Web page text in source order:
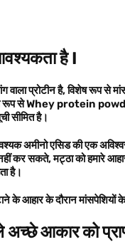
हैI
प्रोटीन है,विशेष रूप से
रूप सेWhey protein
सीमित है।
अमीनो एसिड की एक
नहीं कर सकते,मट्ठा को हमारे
है।
आहार के दौरान मांसपेशियों के
आकार को